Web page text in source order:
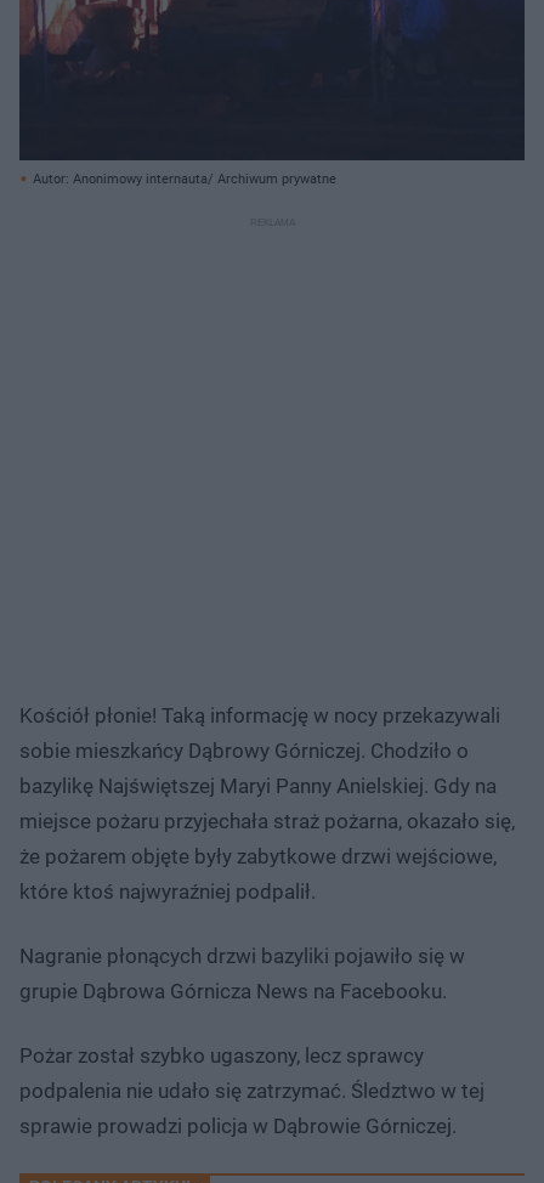
Autor: Anonimowy internauta/ Archiwum prywatne
Kościół płonie! Taką informację w nocy przekazywali
sobie mieszkańcy Dąbrowy Górniczej. Chodziło o
bazylikę Najświętszej Maryi Panny Anielskiej. Gdy na
miejsce pożaru przyjechała straż pożarna, okazało się,
że pożarem objęte były zabytkowe drzwi wejściowe,
które ktoś najwyraźniej podpalił.
Nagranie płonących drzwi bazyliki pojawiło się w
grupie Dąbrowa Górnicza News na Facebooku.
Pożar został szybko ugaszony, lecz sprawcy
podpalenia nie udało się zatrzymać. Śledztwo w tej
sprawie prowadzi policja w Dąbrowie Górniczej.